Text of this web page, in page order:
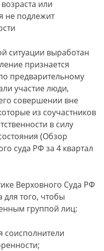
или
не подлежит
ситуации выработан
признается
предварительному
участие люди,
совершении вне
из соучастников
в силу
(Обзор
суда РФ за 4 квартал
Верховного Суда РФ
того, чтобы
группой лиц:
соисполнители